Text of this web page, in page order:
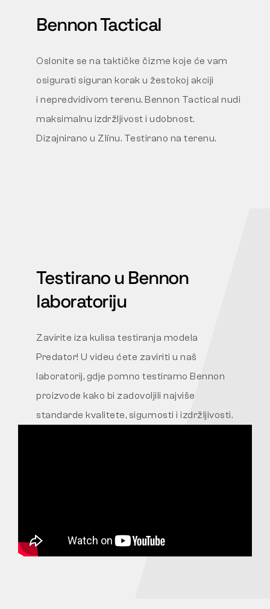
Bennon Tactical
Oslonite se na taktičke čizme koje će vam
osigurati siguran korak u žestokoj akciji
i nepredvidivom terenu. Bennon Tactical nudi
maksimalnu izdržljivost i udobnost.
Dizajnirano u Zlínu. Testirano na terenu.
Testirano u Bennon
laboratoriju
Zavirite iza kulisa testiranja modela
Predator! U videu ćete zaviriti u naš
laboratorij, gdje pomno testiramo Bennon
proizvode kako bi zadovoljili najviše
standarde kvalitete, sigurnosti i izdržljivosti.